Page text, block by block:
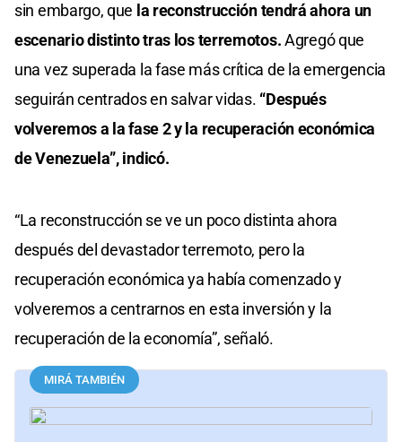
sin embargo, que la reconstrucción tendrá ahora un
escenario distinto tras los terremotos.Agregó que
una vez superada la fase más crítica de la emergencia
seguirán centrados en salvar vidas. “Después
volveremos a la fase 2 y la recuperación económica
de Venezuela”, indicó.
“La reconstrucción se ve un poco distinta ahora
después del devastador terremoto, pero la
recuperación económica ya había comenzado y
volveremos a centrarnos en esta inversión y la
recuperación de la economía”, señaló.
MIRÁ TAMBIÉN